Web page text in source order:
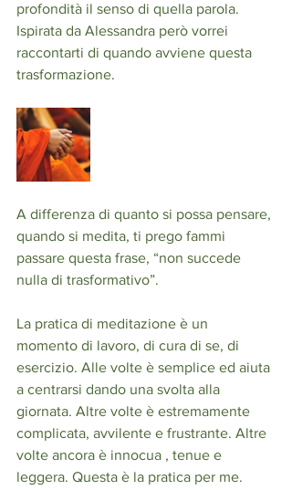
profondità il senso di quella parola.
Ispirata da Alessandra però vorrei
raccontarti di quando avviene questa
trasformazione.
A differenza di quanto si possa pensare,
quando si medita, ti prego fammi
passare questa frase, “non succede
nulla di trasformativo”.
La pratica di meditazione è un
momento di lavoro, di cura di se, di
esercizio. Alle volte è semplice ed aiuta
a centrarsi dando una svolta alla
giornata. Altre volte è estremamente
complicata, avvilente e frustrante. Altre
volte ancora è innocua , tenue e
leggera. Questa è la pratica per me.